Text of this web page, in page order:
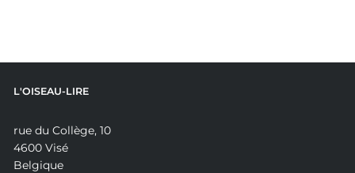
L'OISEAU-LIRE
rue du Collège, 10
4600 Visé
Belgique